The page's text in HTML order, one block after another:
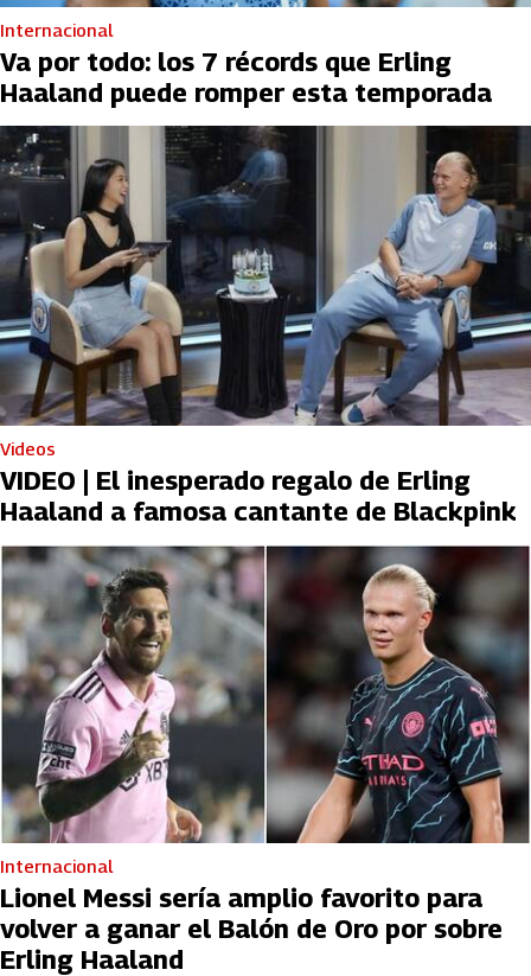
Internacional
Va por todo: los 7 récords que Erling
Haaland puede romper esta temporada
Videos
VIDEO | El inesperado regalo de Erling
Haaland a famosa cantante de Blackpink
Internacional
Lionel Messi sería amplio favorito para
volver a ganar el Balón de Oro por sobre
Erling Haaland